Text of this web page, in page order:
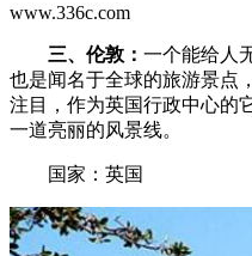
www.336c.com
三、伦敦： 一个能给人
也是闻名于全球的旅游景点
注目，作为英国行政中心的
一道亮丽的风景线。
国家：英国